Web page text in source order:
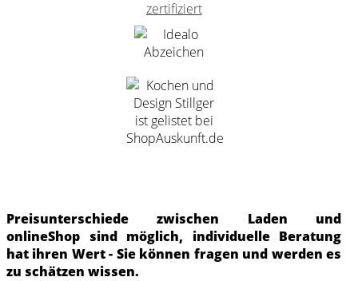
Preisunterschiede zwischen Laden und
onlineShop sind möglich, individuelle Beratung
hat ihren Wert - Sie können fragen und werden es
zu schätzen wissen.